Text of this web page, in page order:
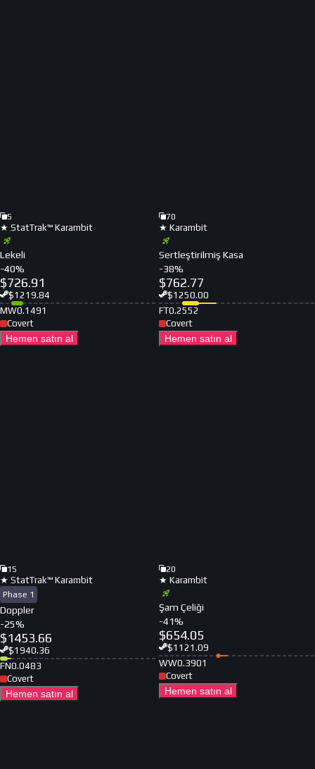
5
★ StatTrak™ Karambit
Lekeli
-40%
$726.91
$1219.84
MW0.1491
Covert
Hemen satın al
70
★ Karambit
Sertleştirilmiş Kasa
-38%
$762.77
$1250.00
FT0.2552
Covert
Hemen satın al
15
★ StatTrak™ Karambit
Phase 1
Doppler
-25%
$1453.66
$1940.36
FN0.0483
Covert
Hemen satın al
20
★ Karambit
Şam Çeliği
-41%
$654.05
$1121.09
WW0.3901
Covert
Hemen satın al